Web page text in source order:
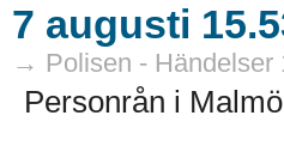
7 augusti
→ Polisen - Händelser
Personrån i